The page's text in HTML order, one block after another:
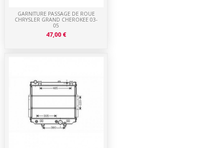
GARNITURE PASSAGE DE ROUE
CHRYSLER GRAND CHEROKEE 03-
05
47,00 €